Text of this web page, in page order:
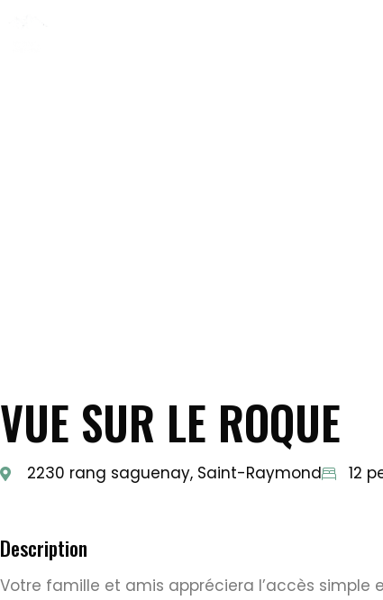
VUE SUR LE ROQUE
2230 rang saguenay, Saint-Raymond 12
Description
Votre famille et amis appréciera l’accès